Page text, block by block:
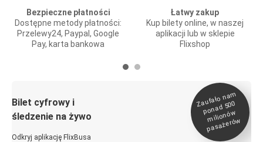
Bezpieczne płatności
Dostępne metody płatności:
Przelewy24, Paypal, Google
Pay, karta bankowa
Łatwy zakup
Kup bilety online, w naszej
aplikacji lub w sklepie
Flixshop
Bilet cyfrowy i
śledzenie na żywo
Odkryj aplikację FlixBusa
Zaufało na
m
ponad 500
milionó
w
pasażeró
w